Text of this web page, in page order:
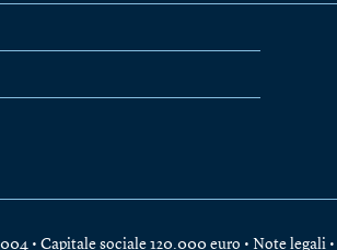
• Capitale sociale 120.000 euro • Note legali •